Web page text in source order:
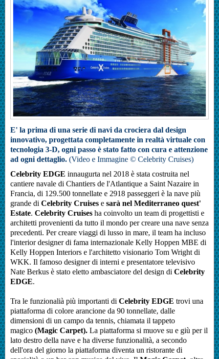
E' la prima di una serie di navi da crociera dal design
innovativo, progettata completamente in realtà virtuale con
tecnologia 3-D, ogni passo è stato fatto con cura e attenzione
ad ogni dettaglio. (Video e Immagine © Celebrity Cruises)
Celebrity EDGE innaugurta nel 2018 è stata costruita nel
cantiere navale di Chantiers de l'Atlantique a Saint Nazaire in
Francia, di 129.500 tonnellate e 2918 passeggeri è la nave più
grande di Celebrity Cruises e sarà nel Mediterraneo quest'
Estate. Celebrity Cruises ha coinvolto un team di progettisti e
architetti provenienti da tutto il mondo per creare una nave senza
precedenti. Per creare viaggi di lusso in mare, il team ha incluso
l'interior designer di fama internazionale Kelly Hoppen MBE di
Kelly Hoppen Interiors e l'architetto visionario Tom Wright di
WKK. Il famoso designer di interni e presentatore televisivo
Nate Berkus è stato eletto ambasciatore del design di Celebrity
EDGE.
Tra le funzionalià più importanti di Celebrity EDGE trovi una
piattaforma di colore arancione da 90 tonnellate, dalle
dimensioni di un campo da tennis, chiamata il tappeto
magico (Magic Carpet). La piattaforma si muove su e giù per il
lato destro della nave e ha diverse funzionalità, a secondo
dell'ora del giorno la piattaforma diventa un ristorante di